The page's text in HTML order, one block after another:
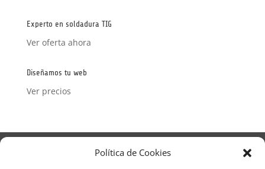
Política de Cookies
Experto en soldadura TIG
Ver oferta ahora
Diseñamos tu web
Ver precios
Aviso Legal
Política de Privacidad